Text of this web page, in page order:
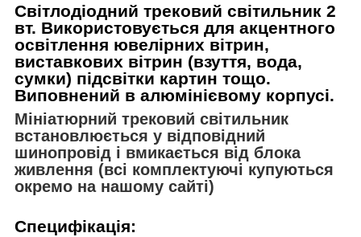
Світлодіодний трековий світильник 2
вт. Використовується для акцентного
освітлення ювелірних вітрин,
виставкових вітрин (взуття, вода,
сумки) підсвітки картин тощо.
Виповнений в алюмінієвому корпусі.
Мініатюрний трековий світильник
встановлюється у відповідний
шинопровід і вмикається від блока
живлення (всі комплектуючі купуються
окремо на нашому сайті)
Специфікація: